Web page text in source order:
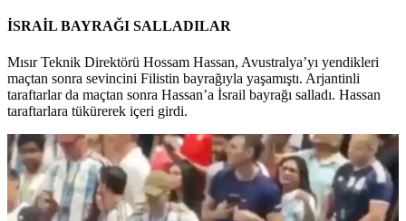
İSRAİL BAYRAĞI SALLADILAR
Mısır Teknik Direktörü Hossam Hassan, Avustralya’yı yendikleri
maçtan sonra sevincini Filistin bayrağıyla yaşamıştı. Arjantinli
taraftarlar da maçtan sonra Hassan’a İsrail bayrağı salladı. Hassan
taraftarlara tükürerek içeri girdi.